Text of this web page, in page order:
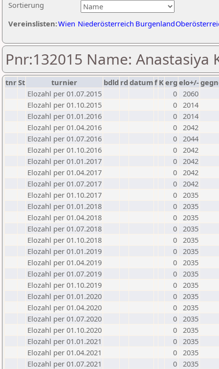
Sortierung
Vereinslisten:Wien Niederösterreich Burgenland
Pnr:132015 Name: Anastasiya
tnrSt turnier bdld rd datumf Kerg elo+/-
Elozahl per 01.07.2015
0 2060
Elozahl per 01.10.2015
0 2014
Elozahl per 01.01.2016
0 2014
Elozahl per 01.04.2016
0 2042
Elozahl per 01.07.2016
0 2044
Elozahl per 01.10.2016
0 2042
Elozahl per 01.01.2017
0 2042
Elozahl per 01.04.2017
0 2042
Elozahl per 01.07.2017
0 2042
Elozahl per 01.10.2017
0 2035
Elozahl per 01.01.2018
0 2035
Elozahl per 01.04.2018
0 2035
Elozahl per 01.07.2018
0 2035
Elozahl per 01.10.2018
0 2035
Elozahl per 01.01.2019
0 2035
Elozahl per 01.04.2019
0 2035
Elozahl per 01.07.2019
0 2035
Elozahl per 01.10.2019
0 2035
Elozahl per 01.01.2020
0 2035
Elozahl per 01.04.2020
0 2035
Elozahl per 01.07.2020
0 2035
Elozahl per 01.10.2020
0 2035
Elozahl per 01.01.2021
0 2035
Elozahl per 01.04.2021
0 2035
Elozahl per 01.07.2021
0 2035